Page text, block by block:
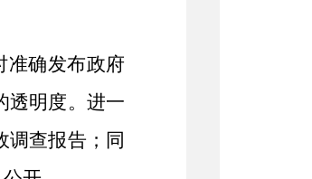
准确发布政府
透明度。进一
调查报告；同